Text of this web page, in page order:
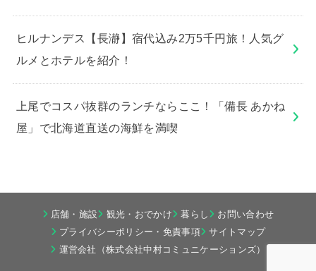
ヒルナンデス【長瀞】宿代込み2万5千円旅！人気グ
ルメとホテルを紹介！
上尾でコスパ抜群のランチならここ！「備長 あかね
屋」で北海道直送の海鮮を満喫
店舗・施設 観光・おでかけ 暮らし
お問い合わせ
プライバシーポリシー・免責事項
サイトマップ
運営会社（株式会社中村コミュニケーションズ）